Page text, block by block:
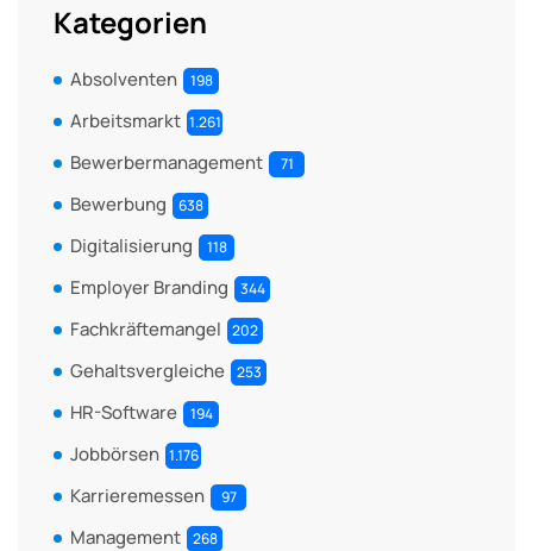
Kategorien
Absolventen 198
Arbeitsmarkt 1.261
Bewerbermanagement 71
Bewerbung 638
Digitalisierung 118
Employer Branding 344
Fachkräftemangel 202
Gehaltsvergleiche 253
HR-Software 194
Jobbörsen 1.176
Karrieremessen 97
Management 268